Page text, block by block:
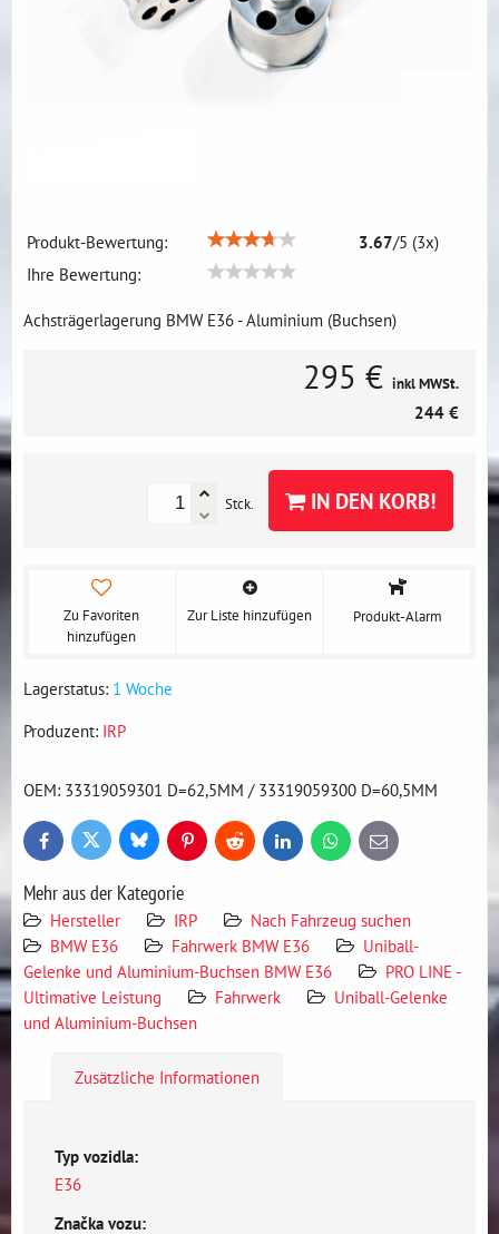
Produkt-Bewertung: 3.67/5 (3x)
Ihre Bewertung:
Achsträgerlagerung BMW E36 - Aluminium (Buchsen)
295 € inkl MWSt.
244 €
Stck. IN DEN KORB!
Zu Favoriten
hinzufügen
Zur Liste hinzufügen Produkt-Alarm
Lagerstatus: 1 Woche
Produzent: IRP
OEM: 33319059301 D=62,5MM / 33319059300 D=60,5MM
FacebookTwitter BlueskyPinterestReddit LinkedInWhatsApp
E-
mail
Mehr aus der Kategorie
Hersteller IRP
Nach Fahrzeug suchen
BMW E36
Fahrwerk BMW E36
Uniball-
Gelenke und Aluminium-Buchsen BMW E36
PRO LINE -
Ultimative Leistung
Fahrwerk
Uniball-Gelenke
und Aluminium-Buchsen
Zusätzliche Informationen
Typ vozidla:
E36
Značka vozu: